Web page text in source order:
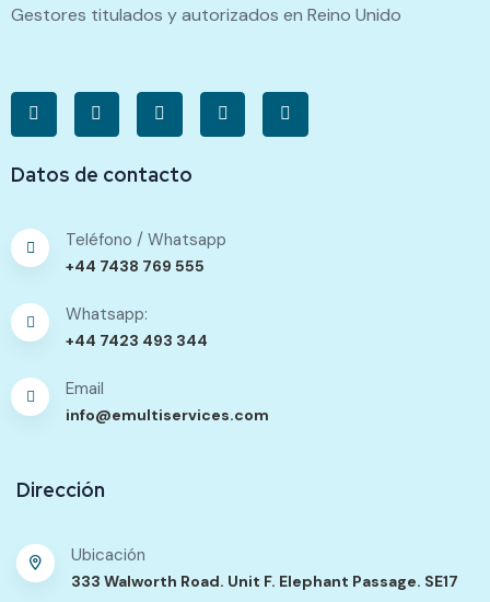
Gestores titulados y autorizados en Reino Unido
Datos de contacto
Teléfono / Whatsapp
+44 7438 769 555
Whatsapp:
+44 7423 493 344
Email
info@emultiservices.com
Dirección
Ubicación
333 Walworth Road. Unit F. Elephant Passage. SE17